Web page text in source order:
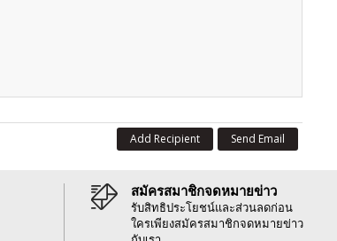
Send Email
Add Recipient
สมัครสมาชิกจดหมายข่าว
รับสิทธิประโยชน์และส่วนลดก่อน
ใครเพียงสมัครสมาชิกจดหมายข่าว